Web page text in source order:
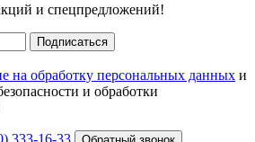
и спецпредложений!
Подписаться
на обработку персональных данных и
и обработки
333-16-33